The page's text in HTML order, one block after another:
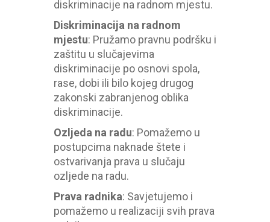
diskriminacije na radnom mjestu.
Diskriminacija na radnom
mjestu: Pružamo pravnu podršku i
zaštitu u slučajevima
diskriminacije po osnovi spola,
rase, dobi ili bilo kojeg drugog
zakonski zabranjenog oblika
diskriminacije.
Ozljeda na radu: Pomažemo u
postupcima naknade štete i
ostvarivanja prava u slučaju
ozljede na radu.
Prava radnika: Savjetujemo i
pomažemo u realizaciji svih prava